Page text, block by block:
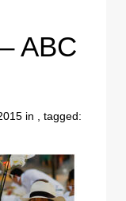
ABC
in , tagged: